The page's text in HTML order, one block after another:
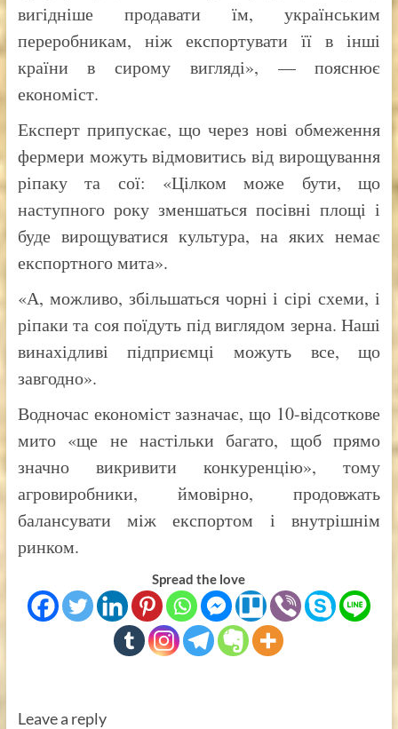
вигідніше продавати їм, українським
переробникам, ніж експортувати її в інші
країни в сирому вигляді», — пояснює
економіст.
Експерт припускає, що через нові обмеження
фермери можуть відмовитись від вирощування
ріпаку та сої: «Цілком може бути, що
наступного року зменшаться посівні площі і
буде вирощуватися культура, на яких немає
експортного мита».
«А, можливо, збільшаться чорні і сірі схеми, і
ріпаки та соя поїдуть під виглядом зерна. Наші
винахідливі підприємці можуть все, що
завгодно».
Водночас економіст зазначає, що 10-відсоткове
мито «ще не настільки багато, щоб прямо
значно викривити конкуренцію», тому
агровиробники, ймовірно, продовжать
балансувати між експортом і внутрішнім
ринком.
Spread the love
Leave a reply